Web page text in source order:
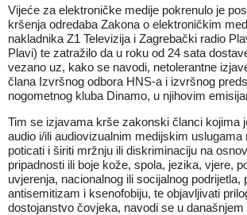
Vijeće za elektroničke medije pokrenulo je
kršenja odredaba Zakona o elektroničkim
nakladnika Z1 Televizija i Zagrebački radio
Plavi) te zatražilo da u roku od 24 sata
vezano uz, kako se navodi, netolerantne
člana Izvršnog odbora HNS-a i izvršnog
nogometnog kluba Dinamo, u njihovim
Tim se izjavama krše zakonski članci kojima
audio i/ili audiovizualnim medijskim uslugama
poticati i širiti mržnju ili diskriminaciju na
pripadnosti ili boje kože, spola, jezika, vjere,
uvjerenja, nacionalnog ili socijalnog podrijetla,
antisemitizam i ksenofobiju, te objavljivati
dostojanstvo čovjeka, navodi se u današnjem